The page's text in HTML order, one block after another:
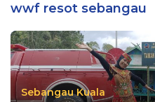
wwf resot sebangau
Sebangau Kuala